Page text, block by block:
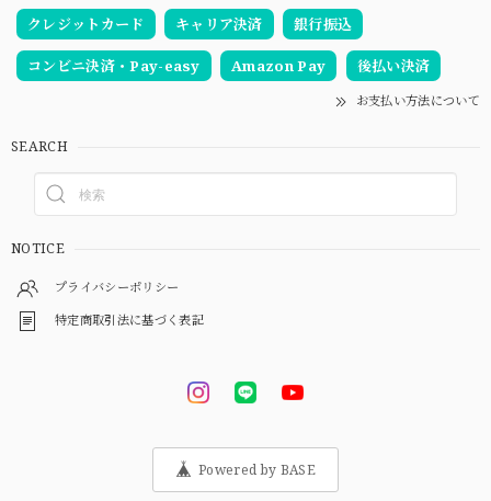
クレジットカード
キャリア決済 銀行振込
コンビニ決済・Pay-easy Amazon Pay 後払い決済
お支払い方法について
SEARCH
NOTICE
プライバシーポリシー
特定商取引法に基づく表記
Powered by BASE